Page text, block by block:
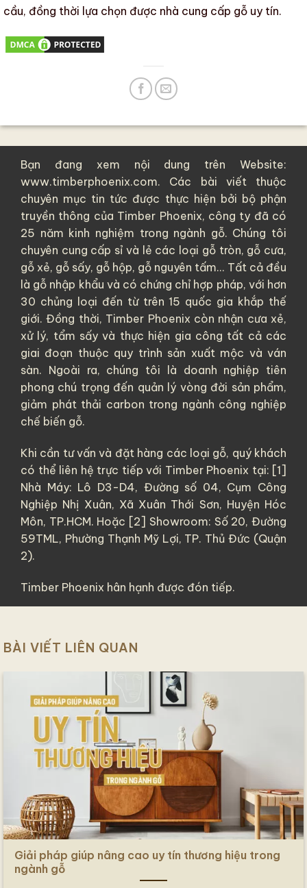
cầu, đồng thời lựa chọn được nhà cung cấp gỗ uy tín.
Bạn đang xem nội dung trên Website:
www.timberphoenix.com. Các bài viết thuộc
chuyên mục tin tức được thực hiện bởi bộ phận
truyền thông của Timber Phoenix, công ty đã có
25 năm kinh nghiệm trong ngành gỗ. Chúng tôi
chuyên cung cấp sỉ và lẻ các loại gỗ tròn, gỗ cưa,
gỗ xẻ, gỗ sấy, gỗ hộp, gỗ nguyên tấm... Tất cả đều
là gỗ nhập khẩu và có chứng chỉ hợp pháp, với hơn
30 chủng loại đến từ trên 15 quốc gia khắp thế
giới. Đồng thời, Timber Phoenix còn nhận cưa xẻ,
xử lý, tẩm sấy và thực hiện gia công tất cả các
giai đoạn thuộc quy trình sản xuất mộc và ván
sàn. Ngoài ra, chúng tôi là doanh nghiệp tiên
phong chú trọng đến quản lý vòng đời sản phẩm,
giảm phát thải carbon trong ngành công nghiệp
chế biến gỗ.
Khi cần tư vấn và đặt hàng các loại gỗ, quý khách
có thể liên hệ trực tiếp với Timber Phoenix tại: [1]
Nhà Máy: Lô D3-D4, Đường số 04, Cụm Công
Nghiệp Nhị Xuân, Xã Xuân Thới Sơn, Huyện Hóc
Môn, TP.HCM. Hoặc [2] Showroom: Số 20, Đường
59TML, Phường Thạnh Mỹ Lợi, TP. Thủ Đức (Quận
2).
Timber Phoenix hân hạnh được đón tiếp.
BÀI VIẾT LIÊN QUAN
Giải pháp giúp nâng cao uy tín thương hiệu trong
ngành gỗ